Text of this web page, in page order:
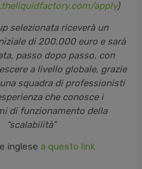
apply)
selezionata riceverà un
di 200.000 euro e sarà
passo dopo passo, con
a livello globale, grazie
squadra di professionisti
che conosce i
di funzionamento della
“scalabilità”
inglese a questo link